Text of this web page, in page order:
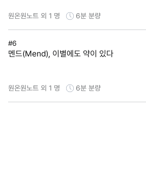
원온원노트 외 1 명 6분 분량
#6
멘드(Mend), 이별에도 약이 있다
원온원노트 외 1 명 6분 분량